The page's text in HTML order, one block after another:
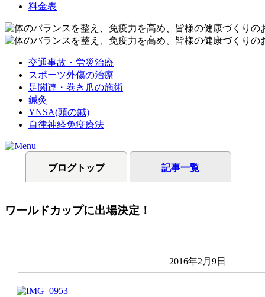
料金表
交通事故・労災治療
スポーツ外傷の治療
足関連・巻き爪の施術
鍼灸
YNSA(頭の鍼)
自律神経免疫療法
ブログトップ 記事一覧
ワールドカップに出場決定！
2016年2月9日